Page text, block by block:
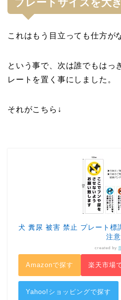
プレートサイズを大
これはもう目立っても仕方が
という事で、次は誰でもはっ
レートを置く事にしました。
それがこちら↓
犬 糞尿 被害 禁止 プレート
注意
created by
Amazonで探す 楽天市場
Yahoo!ショッピングで探す